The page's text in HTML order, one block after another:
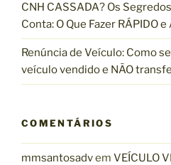
CNH CASSADA? Os
Conta: O Que Fazer RÁPIDO e
Renúncia de Veículo: Como
veículo vendido e NÃO
COMENTÁRIOS
mmsantosadvem VEÍCULO